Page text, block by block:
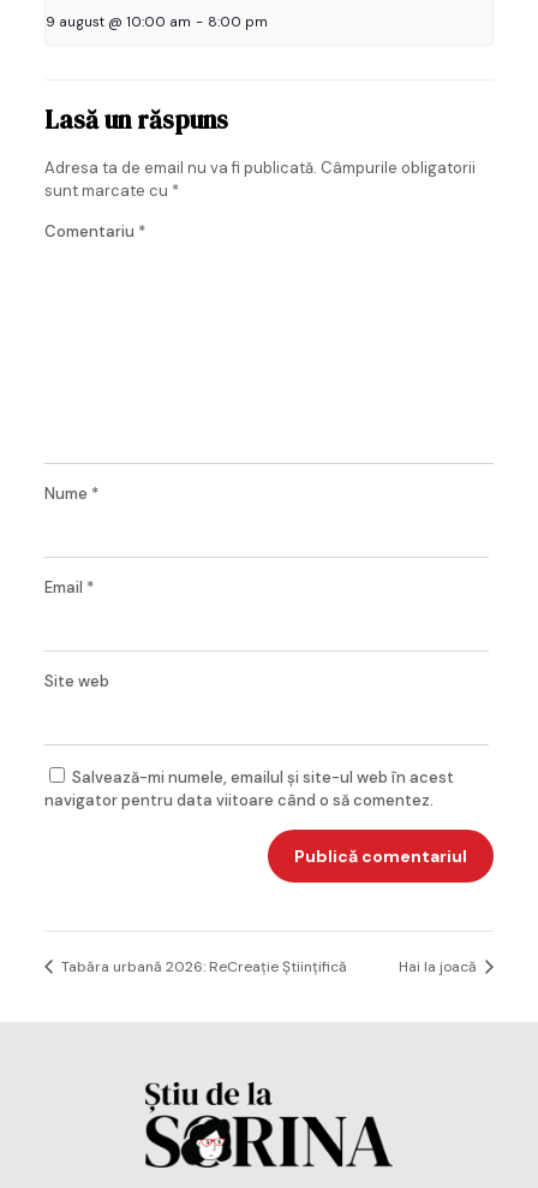
9 august @ 10:00 am - 8:00 pm
Lasă un răspuns
Adresa ta de email nu va fi publicată. Câmpurile obligatorii
sunt marcate cu *
Comentariu *
Nume *
Email *
Site web
Salvează-mi numele, emailul și site-ul web în acest
navigator pentru data viitoare când o să comentez.
Tabăra urbană 2026: ReCreație Științifică Hai la joacă